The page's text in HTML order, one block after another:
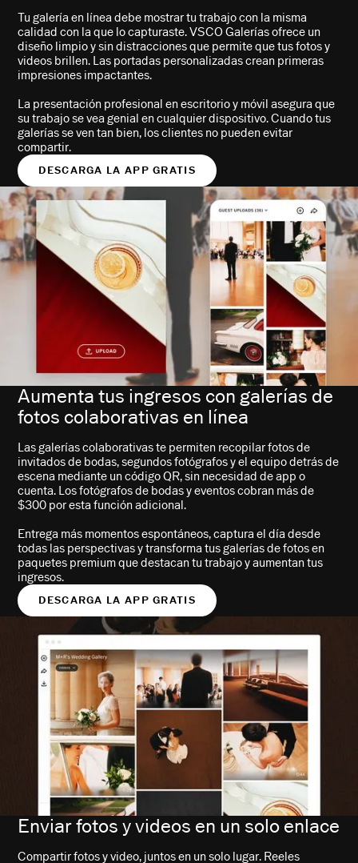
Tu galería en línea debe mostrar tu trabajo con la misma
calidad con la que lo capturaste. VSCO Galerías ofrece un
diseño limpio y sin distracciones que permite que tus fotos y
videos brillen. Las portadas personalizadas crean primeras
impresiones impactantes.
La presentación profesional en escritorio y móvil asegura que
su trabajo se vea genial en cualquier dispositivo. Cuando tus
galerías se ven tan bien, los clientes no pueden evitar
compartir.
DESCARGA LA APP GRATIS
Aumenta tus ingresos con galerías de
fotos colaborativas en línea
Las galerías colaborativas te permiten recopilar fotos de
invitados de bodas, segundos fotógrafos y el equipo detrás de
escena mediante un código QR, sin necesidad de app o
cuenta. Los fotógrafos de bodas y eventos cobran más de
$300 por esta función adicional.
Entrega más momentos espontáneos, captura el día desde
todas las perspectivas y transforma tus galerías de fotos en
paquetes premium que destacan tu trabajo y aumentan tus
ingresos.
DESCARGA LA APP GRATIS
Enviar fotos y videos en un solo enlace
Compartir fotos y video, juntos en un solo lugar. Reeles